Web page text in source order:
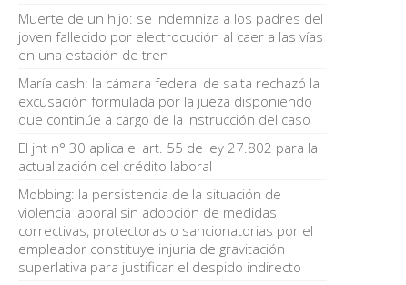
Muerte de un hijo: se indemniza a los padres del
joven fallecido por electrocución al caer a las vías
en una estación de tren
María cash: la cámara federal de salta rechazó la
excusación formulada por la jueza disponiendo
que continúe a cargo de la instrucción del caso
El jnt n° 30 aplica el art. 55 de ley 27.802 para la
actualización del crédito laboral
Mobbing: la persistencia de la situación de
violencia laboral sin adopción de medidas
correctivas, protectoras o sancionatorias por el
empleador constituye injuria de gravitación
superlativa para justificar el despido indirecto